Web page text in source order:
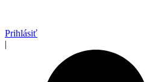
Prihlásiť
|